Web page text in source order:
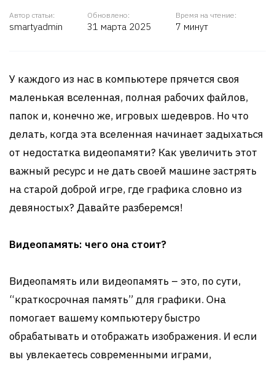
Автор статьи:
smartyadmin
Обновлено:
31 марта 2025
Время на чтение:
7 минут
У каждого из нас в компьютере прячется своя
маленькая вселенная, полная рабочих файлов,
папок и, конечно же, игровых шедевров. Но что
делать, когда эта вселенная начинает задыхаться
от недостатка видеопамяти? Как увеличить этот
важный ресурс и не дать своей машине застрять
на старой доброй игре, где графика словно из
девяностых? Давайте разберемся!
Видеопамять: чего она стоит?
Видеопамять или видеопамять – это, по сути,
“краткосрочная память” для графики. Она
помогает вашему компьютеру быстро
обрабатывать и отображать изображения. И если
вы увлекаетесь современными играми,